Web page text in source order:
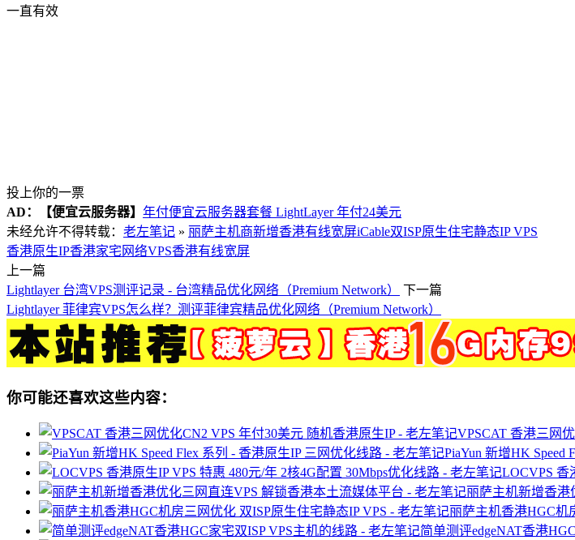
一直有效
投上你的一票
AD：
【便宜云服务器】 年付便宜云服务器套餐 LightLayer 年付24美元
未经允许不得转载： 老左笔记 » 丽萨主机商新增香港有线宽屏iCable双ISP原生住宅静态IP VPS
香港原生IP香港家宅网络VPS香港有线宽屏
上一篇
Lightlayer 台湾VPS测评记录 - 台湾精品优化网络（Premium Network）
下一篇
Lightlayer 菲律宾VPS怎么样？测评菲律宾精品优化网络（Premium Network）
你可能还喜欢这些内容：
VPSCAT 香港三网
PiaYun 新增HK Speed
LOCVPS 香
丽萨主机新增香港
丽萨主机香港HGC机
简单测评edgeNAT香港